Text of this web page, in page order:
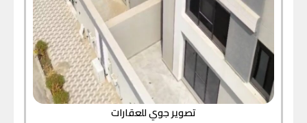
تصوير جوي للعقارات